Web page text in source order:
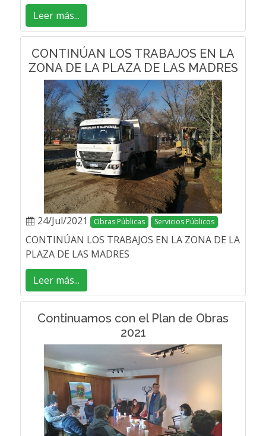
Leer más...
CONTINÚAN LOS TRABAJOS EN LA
ZONA DE LA PLAZA DE LAS MADRES
24/Jul/2021 Obras Públicas Servicios Públicos
CONTINÚAN LOS TRABAJOS EN LA ZONA DE LA
PLAZA DE LAS MADRES
Leer más...
Continuamos con el Plan de Obras
2021